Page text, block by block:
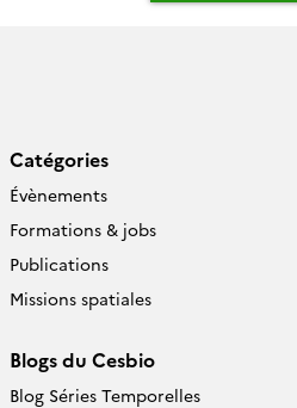
Catégories
Évènements
Formations & jobs
Publications
Missions spatiales
Blogs du Cesbio
Blog Séries Temporelles